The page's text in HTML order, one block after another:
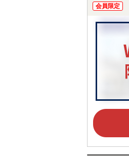
会員限定